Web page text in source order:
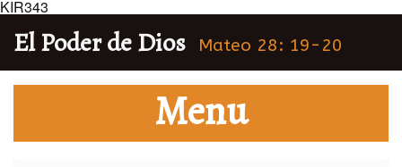
KIR343
El Poder de Dios Mateo 28: 19-20
Menu